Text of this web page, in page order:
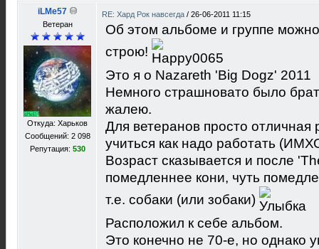
iLMe57
Ветеран
Откуда: Харьков
Сообщений: 2 098
Репутация: 530
RE: Хард Рок навсегда / 26-06-2011 11:15
Об этом альбоме и группе
строю!
Это я о Nazareth 'Big Dogz' 2011
Немного страшновато было
жалею.
Для ветеранов просто
учиться как надо работать
Возраст сказывается и после
помедленнее кони, чуть
т.е. собаки (или зобаки)
Расположил к себе альбом.
Это конечно не 70-е, но однако